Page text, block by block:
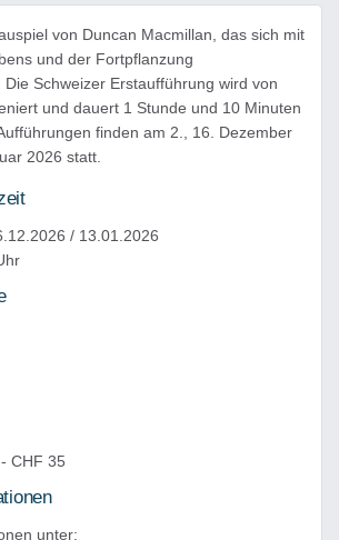
von Duncan Macmillan, das sich mit
und der Fortpflanzung
Schweizer Erstaufführung wird von
und dauert 1 Stunde und 10 Minuten
finden am 2., 16. Dezember
2026 statt.
/ 13.01.2026
CHF 35
unter: